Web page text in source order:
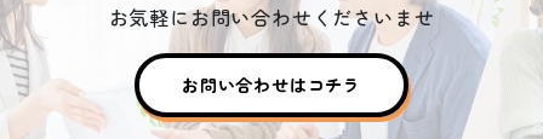
お気軽にお問い合わせくださいませ
お問い合わせはコチラ